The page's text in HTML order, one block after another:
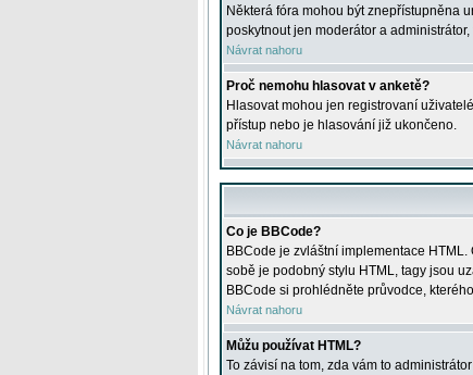
Některá fóra mohou být znepřístupněna
poskytnout jen moderátor a
Návrat nahoru
Proč nemohu hlasovat v anketě?
Hlasovat mohou jen registrovaní
přístup nebo je hlasování již ukončeno.
Návrat nahoru
Co je BBCode?
BBCode je zvláštní implementace
sobě je podobný stylu HTML, tagy jsou
BBCode si prohlédněte průvodce,
Návrat nahoru
Můžu používat HTML?
To závisí na tom, zda vám to